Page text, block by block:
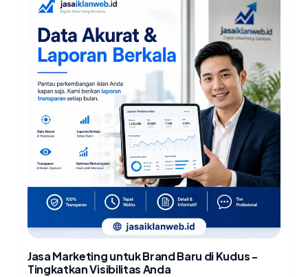
Jasa Marketing untuk Brand Baru di Kudus -
Tingkatkan Visibilitas Anda